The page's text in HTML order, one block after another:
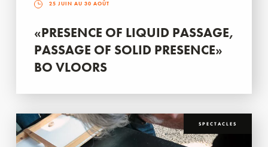
25 JUIN AU 30 AOÛT
«PRESENCE OF LIQUID PASSAGE,
PASSAGE OF SOLID PRESENCE»
BO VLOORS
SPECTACLES